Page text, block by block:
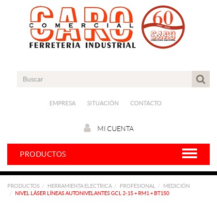
EMPRESA SITUACIÓN CONTACTO
MI CUENTA
PRODUCTOS
PRODUCTOS HERRAMIENTA ELECTRICA PROFESIONAL
MEDICIÓN
NIVEL LÁSER LÍNEAS AUTONIVELANTES GCL 2-15 + RM1 + BT150